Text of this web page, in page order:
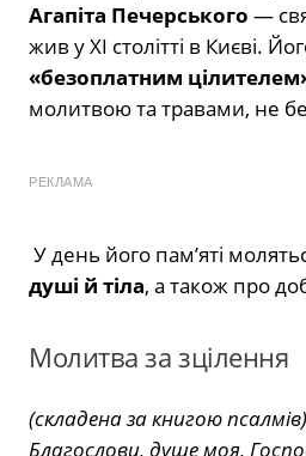
Агапіта Печерського —
жив у XI столітті в Києві.
«безоплатним
молитвою та травами, не
РЕКЛАМА
У день його пам’яті
душі й тіла, а також про
Молитва за зцілення
(складена за книгою псалмів)
Благослови, душе моя,